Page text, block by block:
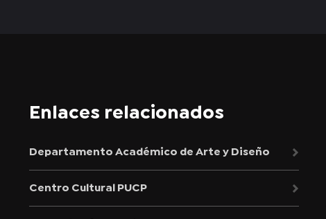
Enlaces relacionados
Departamento Académico de Arte y Diseño
Centro Cultural PUCP